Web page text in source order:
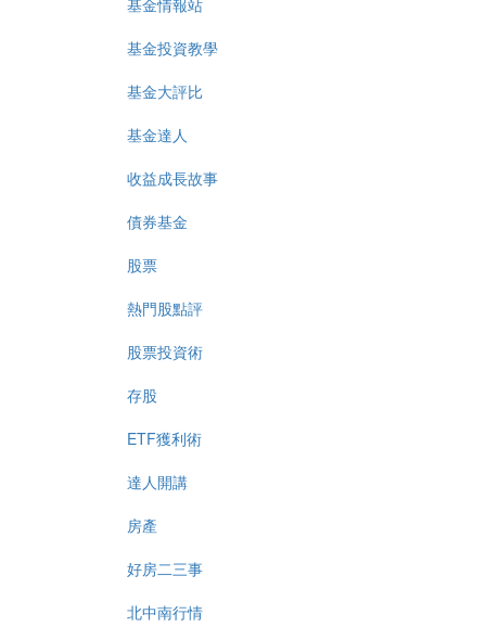
基金情報站
基金投資教學
基金大評比
基金達人
收益成長故事
債券基金
股票
熱門股點評
股票投資術
存股
ETF獲利術
達人開講
房產
好房二三事
北中南行情